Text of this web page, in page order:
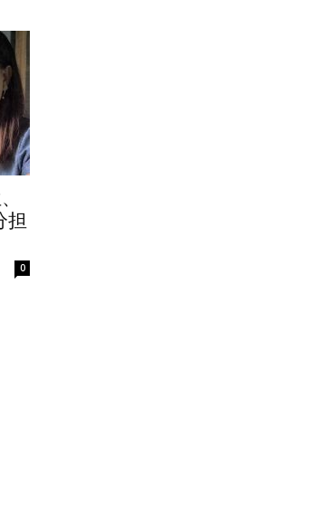
担
0